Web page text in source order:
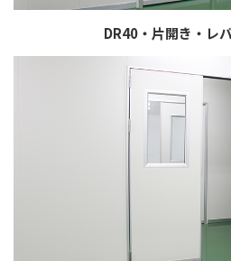
DR40・片開き・レ